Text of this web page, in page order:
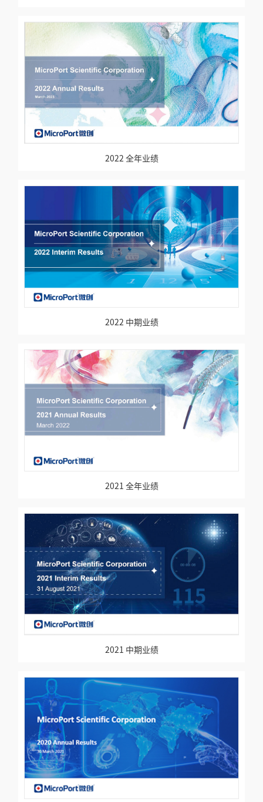
2022 全年业绩
2022 中期业绩
2021 全年业绩
2021 中期业绩